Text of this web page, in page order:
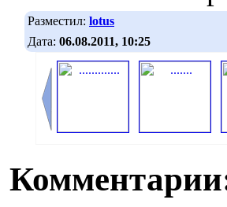
Разместил: lotus
Дата: 06.08.2011, 10:25